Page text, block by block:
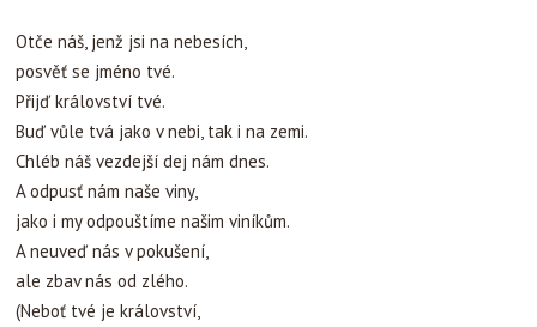
Otče náš, jenž jsi na nebesích,
posvěť se jméno tvé.
Přijď království tvé.
Buď vůle tvá jako v nebi, tak i na zemi.
Chléb náš vezdejší dej nám dnes.
A odpusť nám naše viny,
jako i my odpouštíme našim viníkům.
A neuveď nás v pokušení,
ale zbav nás od zlého.
(Neboť tvé je království,